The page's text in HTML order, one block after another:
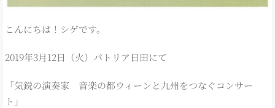
こんにちは！シゲです。
2019年3月12日（火）パトリア日田にて
「気鋭の演奏家 音楽の都ウィーンと九州をつなぐコンサー
ト」